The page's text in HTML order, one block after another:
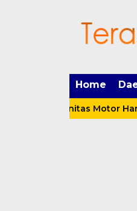
Home
Motor Harus Jadi